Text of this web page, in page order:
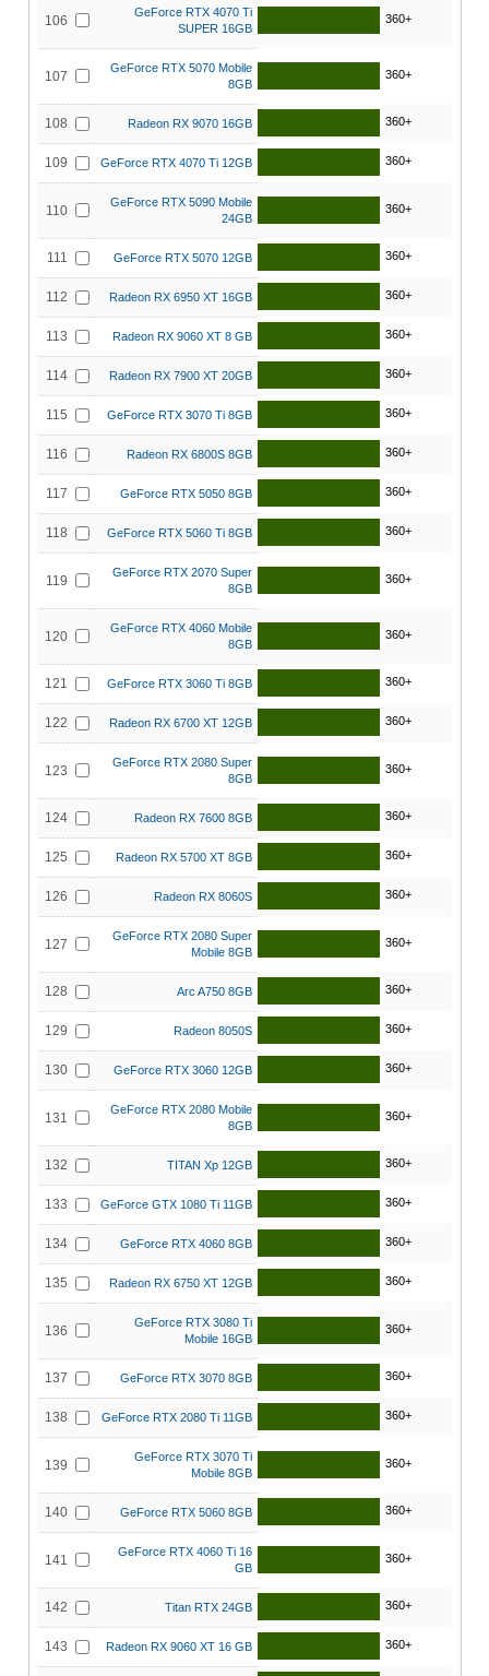
106
GeForce RTX 4070 Ti
SUPER 16GB
360+
107
GeForce RTX 5070 Mobile
8GB
360+
108 Radeon RX 9070 16GB 360+
109 GeForce RTX 4070 Ti 12GB 360+
110
GeForce RTX 5090 Mobile
24GB
360+
111 GeForce RTX 5070 12GB 360+
112 Radeon RX 6950 XT 16GB 360+
113 Radeon RX 9060 XT 8 GB 360+
114 Radeon RX 7900 XT 20GB 360+
115 GeForce RTX 3070 Ti 8GB 360+
116 Radeon RX 6800S 8GB 360+
117 GeForce RTX 5050 8GB 360+
118 GeForce RTX 5060 Ti 8GB 360+
119
GeForce RTX 2070 Super
8GB
360+
120
GeForce RTX 4060 Mobile
8GB
360+
121 GeForce RTX 3060 Ti 8GB 360+
122 Radeon RX 6700 XT 12GB 360+
123
GeForce RTX 2080 Super
8GB
360+
124 Radeon RX 7600 8GB 360+
125 Radeon RX 5700 XT 8GB 360+
126 Radeon RX 8060S 360+
127
GeForce RTX 2080 Super
Mobile 8GB
360+
128 Arc A750 8GB 360+
129 Radeon 8050S 360+
130 GeForce RTX 3060 12GB 360+
131
GeForce RTX 2080 Mobile
8GB
360+
132 TITAN Xp 12GB 360+
133 GeForce GTX 1080 Ti 11GB 360+
134 GeForce RTX 4060 8GB 360+
135 Radeon RX 6750 XT 12GB 360+
136
GeForce RTX 3080 Ti
Mobile 16GB
360+
137 GeForce RTX 3070 8GB 360+
138 GeForce RTX 2080 Ti 11GB 360+
139
GeForce RTX 3070 Ti
Mobile 8GB
360+
140 GeForce RTX 5060 8GB 360+
141
GeForce RTX 4060 Ti 16
GB
360+
142 Titan RTX 24GB 360+
143 Radeon RX 9060 XT 16 GB 360+